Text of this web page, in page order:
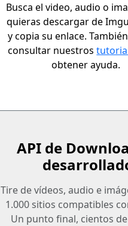
Busca el video, audio o
quieras descargar de
y copia su enlace.
consultar nuestros
obtener ayuda.
API de
Tire de vídeos, audio e
1.000 sitios compatibles
Un punto final, cientos